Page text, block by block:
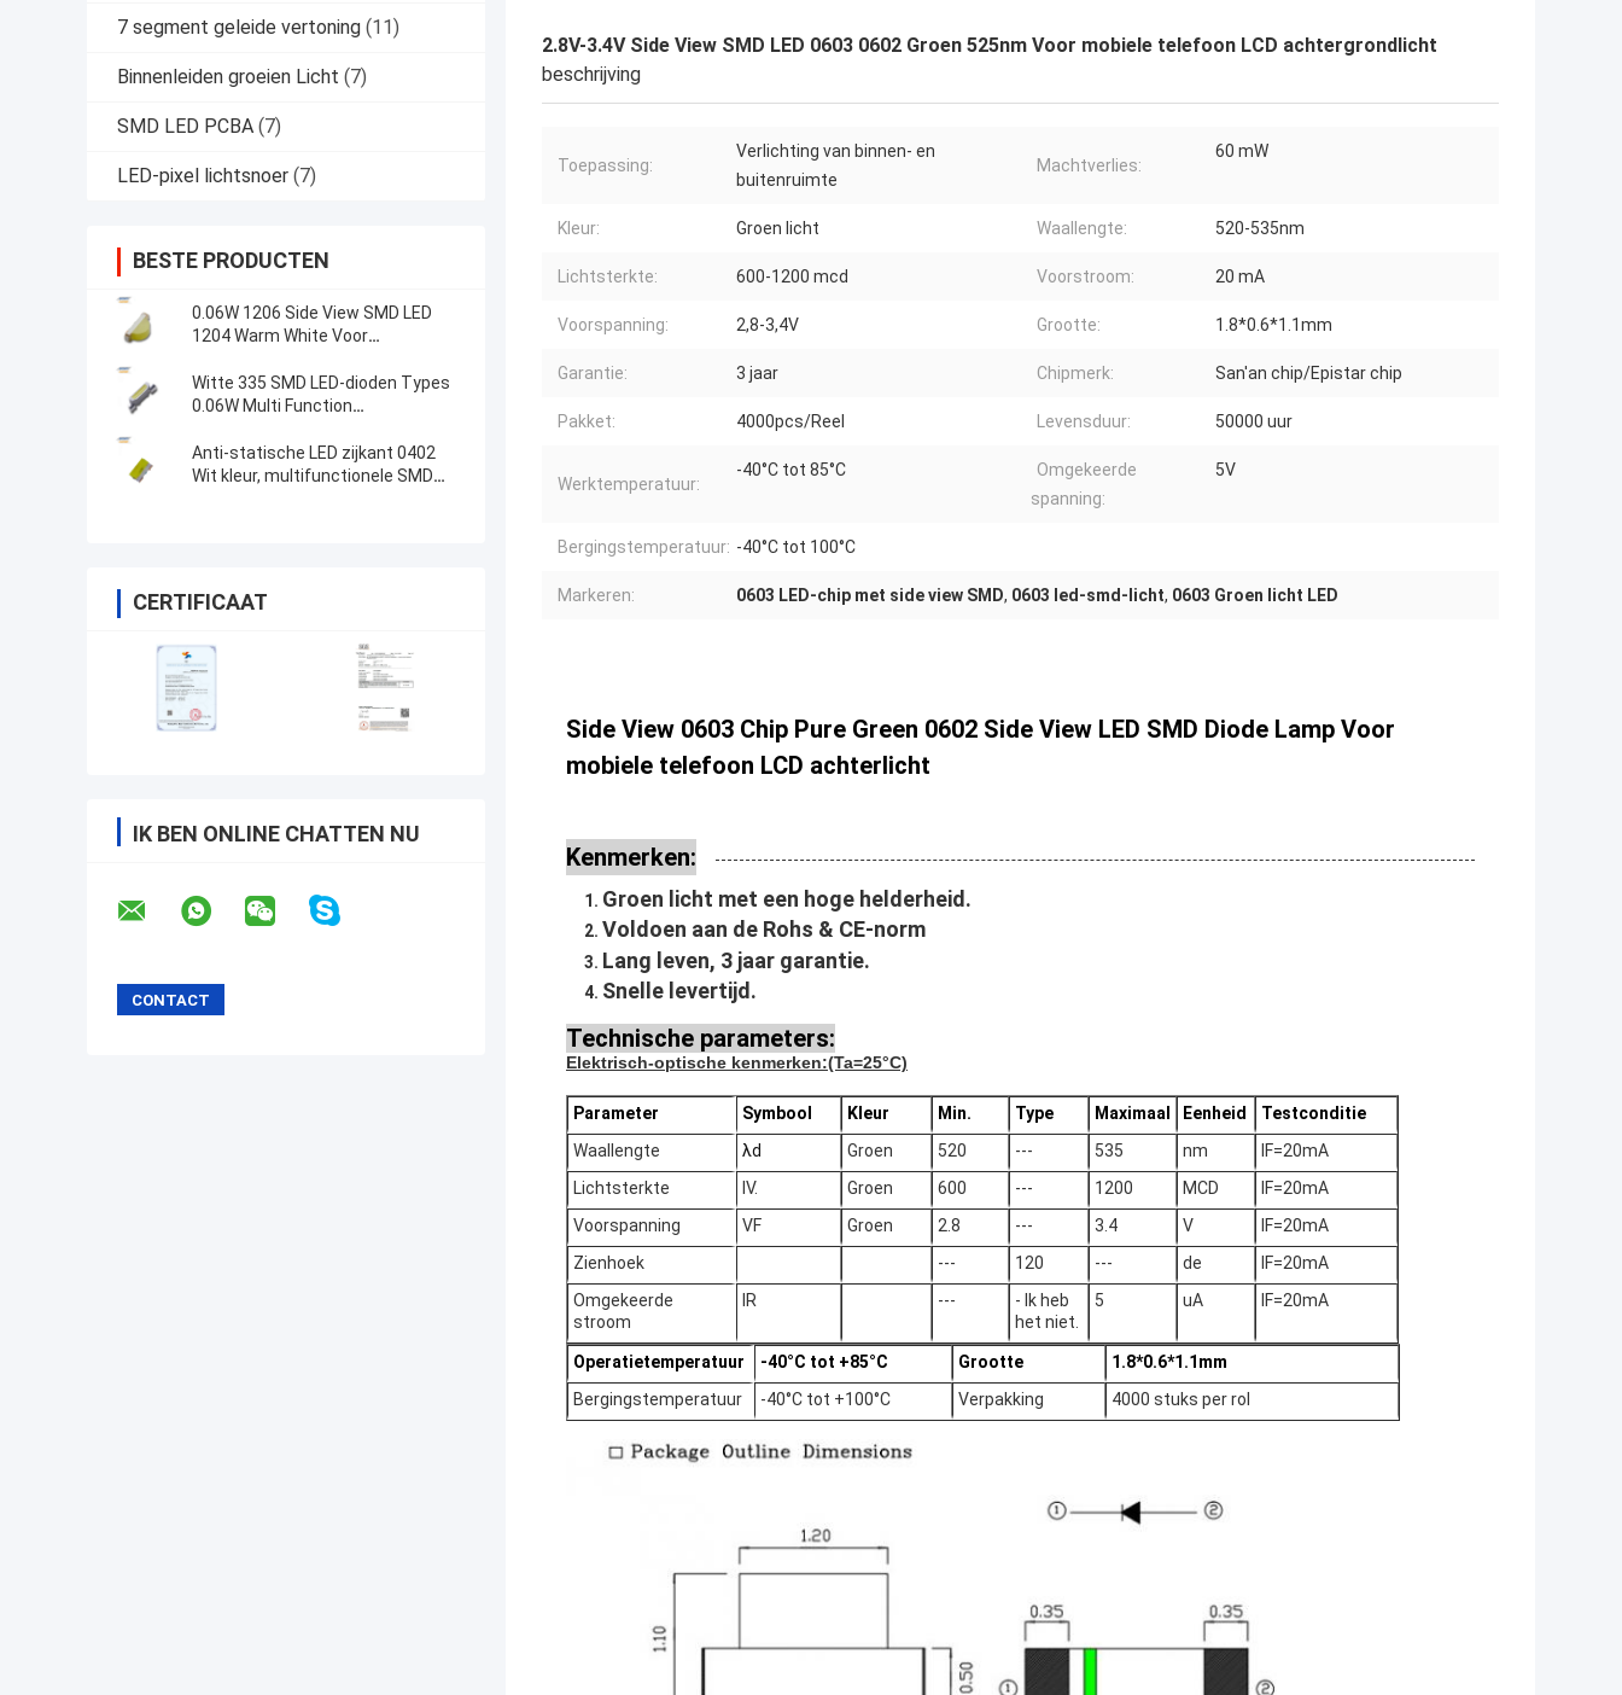
7 segment geleide vertoning (11)
Binnenleiden groeien Licht (7)
SMD LED PCBA (7)
LED-pixel lichtsnoer (7)
BESTE PRODUCTEN
0.06W 1206 Side View SMD LED
1204 Warm White Voor
Witte 335 SMD LED-dioden Types
0.06W Multi Function
Anti-statische LED zijkant 0402
Wit kleur, multifunctionele SMD
CERTIFICAAT
IK BEN ONLINE CHATTEN NU
2.8V-3.4V Side View SMD LED 0603 0602 Groen 525nm Voor mobiele telefoon LCD achtergrondlicht
beschrijving
Toepassing:
Verlichting van binnen- en
buitenruimte
Machtverlies:
60 mW
Kleur: Groen licht Waallengte: 520-535nm
Lichtsterkte: 600-1200 mcd Voorstroom: 20 mA
Voorspanning: 2,8-3,4V Grootte: 1.8*0.6*1.1mm
Garantie: 3 jaar Chipmerk: San'an chip/Epistar chip
Pakket: 4000pcs/Reel Levensduur: 50000 uur
Werktemperatuur:
-40°C tot 85°C
Omgekeerde
spanning:
5V
Bergingstemperatuur: -40°C tot 100°C
Markeren: 0603 LED-chip met side view SMD, 0603 led-smd-licht, 0603 Groen licht LED
Side View 0603 Chip Pure Green 0602 Side View LED SMD Diode Lamp Voor
mobiele telefoon LCD achterlicht
Kenmerken:
Groen licht met een hoge helderheid.
Voldoen aan de Rohs & CE-norm
Lang leven, 3 jaar garantie.
Snelle levertijd.
Technische parameters:
Elektrisch-optische kenmerken:(Ta=25°C)
Parameter Symbool Kleur Min. Type Maximaal Eenheid
Testconditie
Waallengte
λd Groen 520 --- 535 nm
IF=20mA
Lichtsterkte
IV. Groen 600 --- 1200 MCD
IF=20mA
Voorspanning
VF Groen 2.8 --- 3.4 V
IF=20mA
Zienhoek
--- 120 --- de
IF=20mA
Omgekeerde
stroom
IR ---
- Ik heb
het niet.
5 uA IF=20mA
Operatietemperatuur -40°C tot +85°C Grootte
1.8*0.6*1.1mm
Bergingstemperatuur
-40°C tot +100°C Verpakking 4000 stuks per rol